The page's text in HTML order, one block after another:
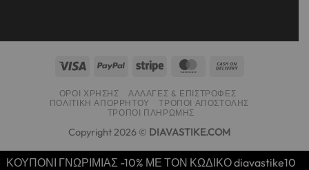
ΌΡΟΙ ΧΡΉΣΗΣ
ΑΛΛΑΓΈΣ & ΕΠΙΣΤΡΟΦΈΣ
ΠΟΛΙΤΙΚΉ ΑΠΟΡΡΉΤΟΥ
ΤΡΌΠΟΙ ΑΠΟΣΤΟΛΉΣ
ΤΡΌΠΟΙ ΠΛΗΡΩΜΉΣ
Copyright 2026 © DIAVASTIKE.COM
ΚΟΥΠΟΝΙ ΓΝΩΡΙΜΙΑΣ -10% ΜΕ ΤΟΝ ΚΩΔΙΚΟ diavastike10